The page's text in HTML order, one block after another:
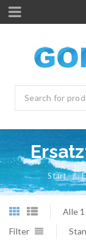
Start /
Alle
Filter